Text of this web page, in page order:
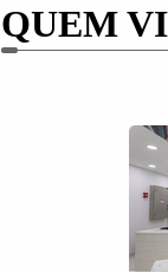
QUEM